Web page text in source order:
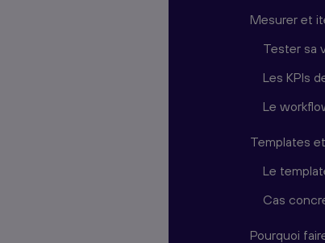
Mesurer et
Tester sa
Les KPIs
Le
Templates
Le
Cas
Pourquoi